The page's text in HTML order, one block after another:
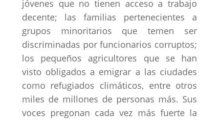
jóvenes que no tienen acceso a trabajo
decente; las familias pertenecientes a
grupos minoritarios que temen ser
discriminadas por funcionarios corruptos;
los pequeños agricultores que se han
visto obligados a emigrar a las ciudades
como refugiados climáticos, entre otros
miles de millones de personas más. Sus
voces pregonan cada vez más fuerte la